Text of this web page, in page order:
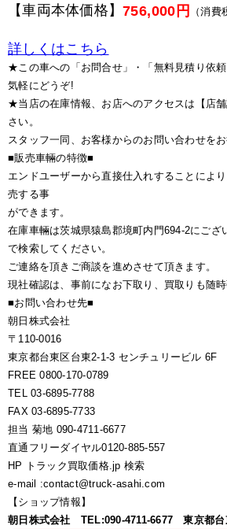
【車両本体価格】756,000円 （消費
詳しくはこちら
★この車への「お問合せ」・「無料見積り依
気軽にどうぞ!
★当店の在庫情報、お店へのアクセスは【店
さい。
スタッフ一同、お客様からのお問い合わせをお
■販売車輛の特徴■
エンドユーザーから直接仕入れすることによ
売する事
ができます。
在庫車輛は茨城県猿島郡境町内門694-2にござ
で検索してください。
ご連絡を頂きご商談を進めさせて頂きます。
現社確認は、事前になお下取り、買取りも随時
■お問い合わせ先■
朝日株式会社
〒110-0016
東京都台東区台東2-1-3 センチュリービル 6F
FREE 0800-170-0789
TEL 03-6895-7788
FAX 03-6895-7733
担当 菊地 090-4711-6677
直通フリーダイヤル0120-885-557
HP トラック買取価格.jp 検索
e-mail :contact@truck-asahi.com
【ショップ情報】
朝日株式会社 TEL:090-4711-6677 東京都台